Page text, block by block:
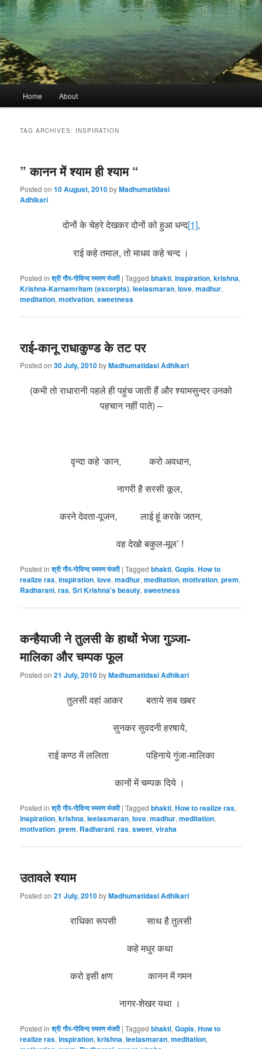
Home About
TAG ARCHIVES: INSPIRATION
” कानन में श्याम ही श्याम “
Posted on10 August, 2010byMadhumatidasi
Adhikari
दोनों के चेहरे देखकर दोनों को हुआ धन्द[1],
राई कहे तमाल, तो माधव कहे चन्द ।
Posted in श्री गौर-गोविन्द स्मरण मंजरी |Tagged bhakti,inspiration,krishna,
Krishna-Karnamritam (excerpts),leelasmaran,love,madhur,
meditation,motivation,sweetness
राई-कानू राधाकुण्ड के तट पर
Posted on30 July, 2010byMadhumatidasi Adhikari
(कभी तो राधारानी पहले ही पहुंच जाती हैं और श्यामसुन्दर उनको
पहचान नहीं पाते) –
वृन्दा कहे ‘कान, करो अवधान,
नागरी है सरसी कूल,
करने देवता-पूजन, लाई हूं करके जतन,
वह देखो बकुल-मूल’ !
Posted in श्री गौर-गोविन्द स्मरण मंजरी |Tagged bhakti,Gopis,How to
realize ras,inspiration,love,madhur,meditation,motivation,prem,
Radharani,ras,Sri Krishna's beauty,sweetness
कन्हैयाजी ने तुलसी के हाथों भेजा गुञ्जा-
मालिका और चम्पक फूल
Posted on21 July, 2010byMadhumatidasi Adhikari
तुलसी वहां आकर बताये सब खबर
सुनकर सुवदनी हरषाये,
राई कण्ठ में ललिता पहिनाये गुंजा-मालिका
कानों में चम्पक दिये ।
Posted in श्री गौर-गोविन्द स्मरण मंजरी |Tagged bhakti,How to realize ras,
inspiration,krishna,leelasmaran,love,madhur,meditation,
motivation,prem, Radharani,ras,sweet,viraha
उतावले श्याम
Posted on21 July, 2010byMadhumatidasi Adhikari
राधिका रूपसी साथ है तुलसी
कहे मधुर कथा
करो इसी क्षण कानन में गमन
नागर-शेखर यथा ।
Posted in श्री गौर-गोविन्द स्मरण मंजरी |Tagged bhakti,Gopis,How to
realize ras,inspiration,krishna,leelasmaran,meditation,